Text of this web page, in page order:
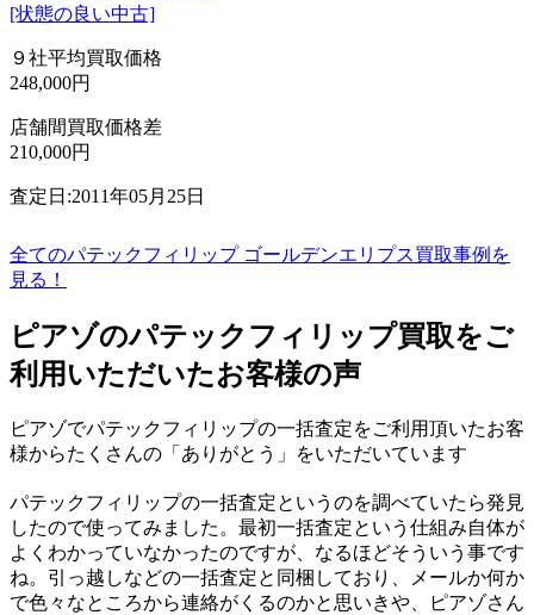
[状態の良い中古]
９社平均買取価格
248,000円
店舗間買取価格差
210,000円
査定日:2011年05月25日
全てのパテックフィリップ ゴールデンエリプス買取事例を
見る！
ピアゾのパテックフィリップ買取をご
利用いただいたお客様の声
ピアゾでパテックフィリップの一括査定をご利用頂いたお客
様からたくさんの「ありがとう」をいただいています
パテックフィリップの一括査定というのを調べていたら発見
したので使ってみました。最初一括査定という仕組み自体が
よくわかっていなかったのですが、なるほどそういう事です
ね。引っ越しなどの一括査定と同梱しており、メールか何か
で色々なところから連絡がくるのかと思いきや、ピアゾさん